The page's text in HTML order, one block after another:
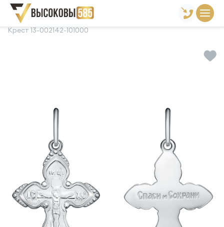
Главная Склад готовой продукции
Крест 13-002142-101000